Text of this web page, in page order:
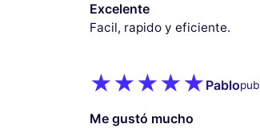
Excelente
Facil, rapido y eficiente.
Pablo
Me gustó mucho